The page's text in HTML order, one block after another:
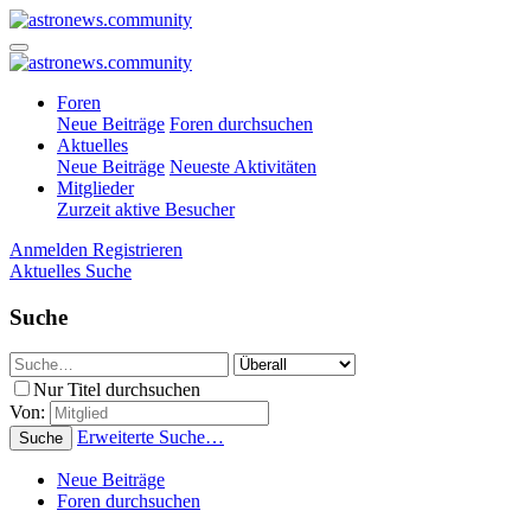
Foren
Neue Beiträge Foren durchsuchen
Aktuelles
Neue Beiträge Neueste Aktivitäten
Mitglieder
Zurzeit aktive Besucher
Anmelden Registrieren
Aktuelles Suche
Suche
Nur Titel durchsuchen
Von:
Suche Erweiterte Suche…
Neue Beiträge
Foren durchsuchen